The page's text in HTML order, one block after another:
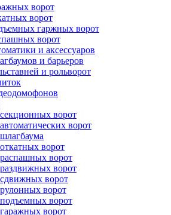
ворот
ворот
гаржных ворот
ворот
и аксессуаров
и барьеров
и рольворот
ворот
ворот
ворот
ворот
ворот
ворот
ворот
ворот
ворот